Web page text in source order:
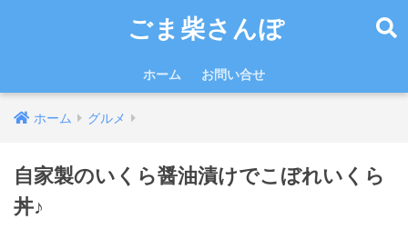
ごま柴さんぽ
ホーム お問い合せ
ホーム グルメ
自家製のいくら醤油漬けでこぼれいくら
丼♪